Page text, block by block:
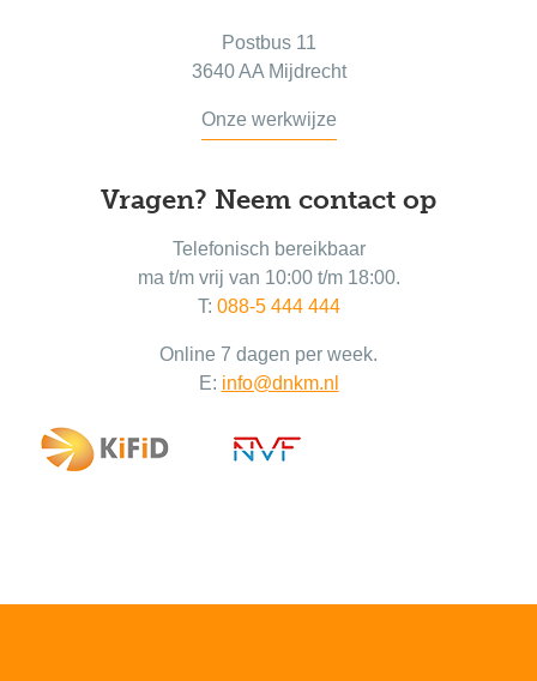
Postbus 11
3640 AA Mijdrecht
Onze werkwijze
Vragen? Neem contact op
Telefonisch bereikbaar
ma t/m vrij van 10:00 t/m 18:00.
T: 088-5 444 444
Online 7 dagen per week.
E: info@dnkm.nl